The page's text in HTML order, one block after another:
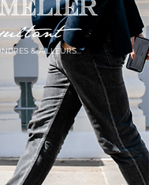
& AILLEURS...